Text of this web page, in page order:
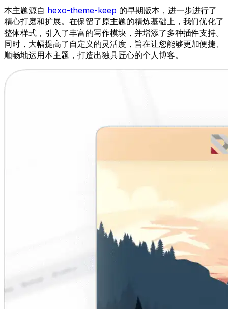
本主题源自 hexo-theme-keep 的早期版本，进一步进行了
精心打磨和扩展。在保留了原主题的精炼基础上，我们优化了
整体样式，引入了丰富的写作模块，并增添了多种插件支持。
同时，大幅提高了自定义的灵活度，旨在让您能够更加便捷、
顺畅地运用本主题，打造出独具匠心的个人博客。